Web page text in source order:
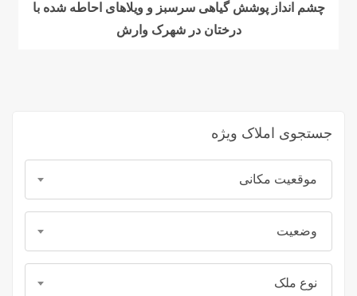
جستجوی املاک ویژه
موقعیت مکانی
وضعیت
نوع ملک
چشم انداز پوشش گیاهی سرسبز و ویلاهای احاطه شده با
درختان در شهرک وارش